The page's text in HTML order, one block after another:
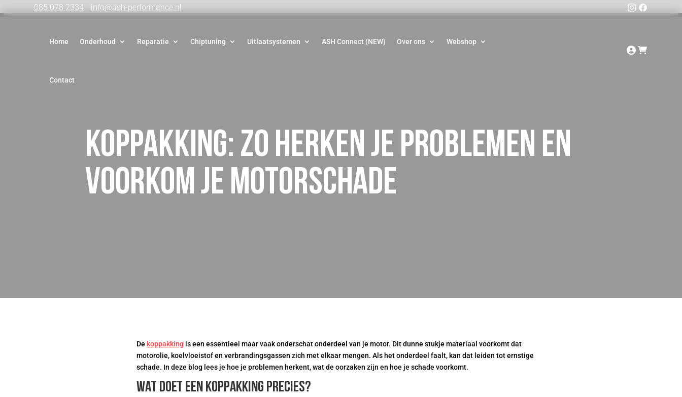
085 078 2334 info@ash-performance.nl
Home Onderhoud Reparatie Chiptuning Uitlaatsystemen ASH Connect (NEW) Over ons Webshop
Contact
Koppakking: zo herken je problemen en
voorkom je motorschade
De koppakking is een essentieel maar vaak onderschat onderdeel van je motor. Dit dunne stukje materiaal voorkomt dat
motorolie, koelvloeistof en verbrandingsgassen zich met elkaar mengen. Als het onderdeel faalt, kan dat leiden tot ernstige
schade. In deze blog lees je hoe je problemen herkent, wat de oorzaken zijn en hoe je schade voorkomt.
Wat doet een koppakking precies?